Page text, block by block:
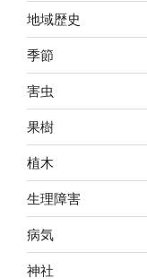
地域歴史
季節
害虫
果樹
植木
生理障害
病気
神社